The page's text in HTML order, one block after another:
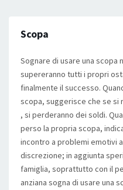
Scopa
Sognare di usare una
supereranno tutti i propri
finalmente il successo.
scopa, suggerisce che se si
, si perderanno dei soldi.
perso la propria scopa,
incontro a problemi emotivi
discrezione; in aggiunta
famiglia, soprattutto con il
anziana sogna di usare una